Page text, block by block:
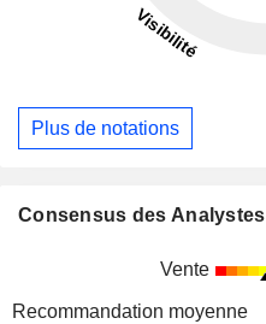
Plus de notations
Consensus des Analystes
Vente
Recommandation moyenne